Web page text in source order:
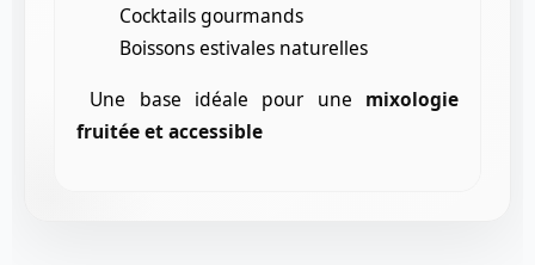
Cocktails gourmands
Boissons estivales naturelles
Une base idéale pour une mixologie
fruitée et accessible